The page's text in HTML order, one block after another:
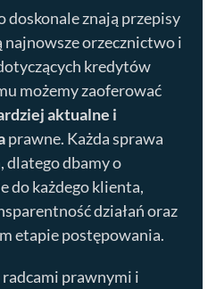
doskonale znają przepisy
najnowsze orzecznictwo i
kredytów
możemy zaoferować
aktualne i
prawne. Każda sprawa
dlatego dbamy o
do każdego klienta,
działań oraz
etapie postępowania.
radcami prawnymi i